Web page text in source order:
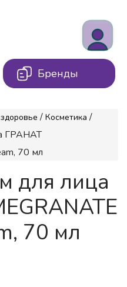
Бренды
/ Косметика /
ГРАНАТ
70 мл
для лица
70 мл